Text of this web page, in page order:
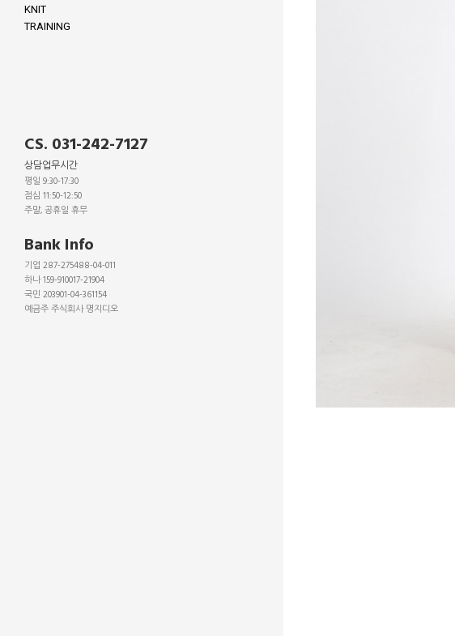
KNIT
TRAINING
CS. 031-242-7127
상담업무시간
평일 9:30-17:30
점심 11:50-12:50
주말, 공휴일 휴무
Bank Info
기업 287-275488-04-011
하나 159-910017-21904
국민 203901-04-361154
예금주 주식회사 명지디오